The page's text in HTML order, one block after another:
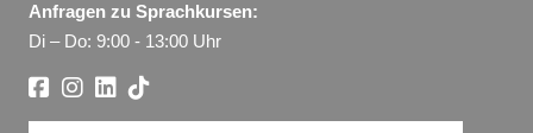
Anfragen zu Sprachkursen:
Di – Do: 9:00 - 13:00 Uhr